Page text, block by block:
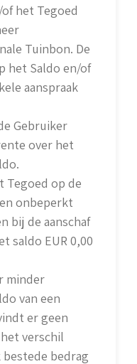
het Tegoed
Tuinbon. De
het Saldo en/of
aanspraak
Gebruiker
over het
Tegoed op de
onbeperkt
bij de aanschaf
saldo EUR 0,00
minder
van een
er geen
verschil
bedrag